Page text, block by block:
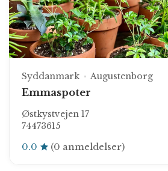
Syddanmark Augustenborg
Emmaspoter
Østkystvejen 17
74473615
0.0 (0 anmeldelser)